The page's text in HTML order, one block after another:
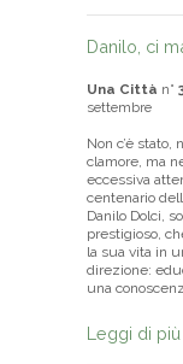
Danilo, ci
Una Città n°
settembre
Non c’è stato,
clamore, ma
eccessiva
centenario
Danilo Dolci,
prestigioso,
la sua vita in
direzione:
una
Leggi di più